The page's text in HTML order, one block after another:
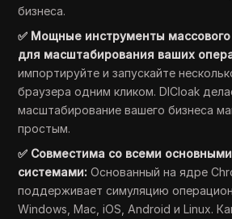
бизнеса.
✅ Мощные инструменты
для масштабирования ваших
импортируйте и запускайте
браузера одним кликом. DICloak
масштабирование вашего бизнеса
простым.
✅ Совместима со всеми
системами: Основанный на ядре
поддерживает симуляцию
Windows, Mac, iOS, Android и Linux.